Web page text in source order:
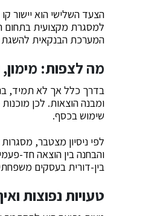
הצעד השלישי הוא יישור
למסגרת מקצועית בתחום
המערכת הבנקאית להשגת
מה לצפות: מימון,
בדרך כלל אך לא תמיד, בנק
ומבנה הוצאות. לכן
שימוש בכסף.
לפי ניסיון מצטבר,
והבחנה בין הוצאה חד-
בין-דורית בעסקים
טעויות נפוצות